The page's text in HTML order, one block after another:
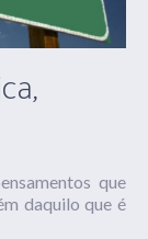
que
daquilo que é